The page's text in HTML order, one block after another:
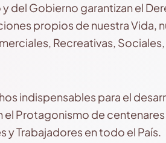
del Gobierno garantizan el
propios de nuestra Vida,
Recreativas,
indispensables para el
el Protagonismo de
Trabajadores en todo el País.